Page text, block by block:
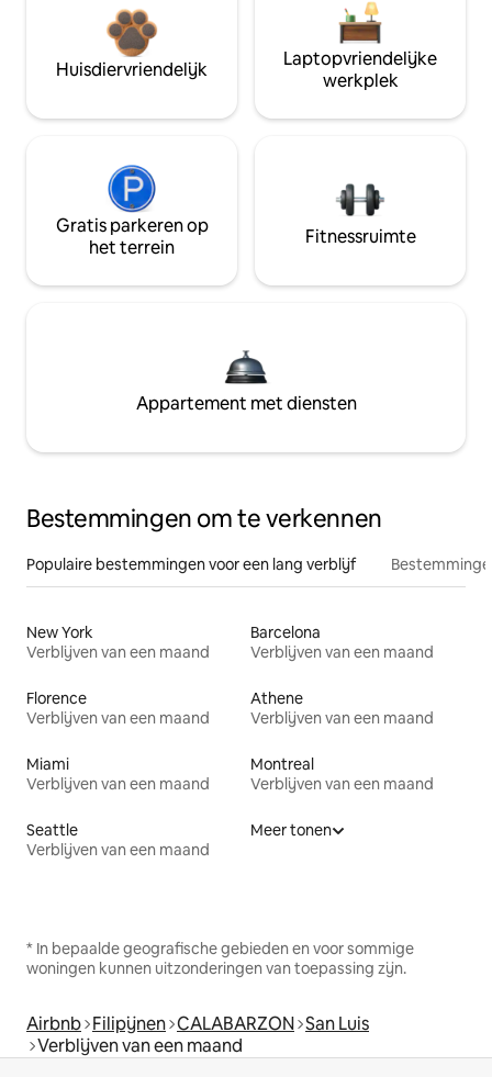
Huisdiervriendelijk
Laptopvriendelijke
werkplek
Gratis parkeren op
het terrein
Fitnessruimte
Appartement met diensten
Bestemmingen om te verkennen
Populaire bestemmingen voor een lang verblijf
New York
Verblijven van een maand
Barcelona
Verblijven van een maand
Florence
Verblijven van een maand
Athene
Verblijven van een maand
Miami
Verblijven van een maand
Montreal
Verblijven van een maand
Seattle
Verblijven van een maand
Meer tonen
* In bepaalde geografische gebieden en voor sommige
woningen kunnen uitzonderingen van toepassing zijn.
Airbnb Filipijnen CALABARZON San Luis
Verblijven van een maand